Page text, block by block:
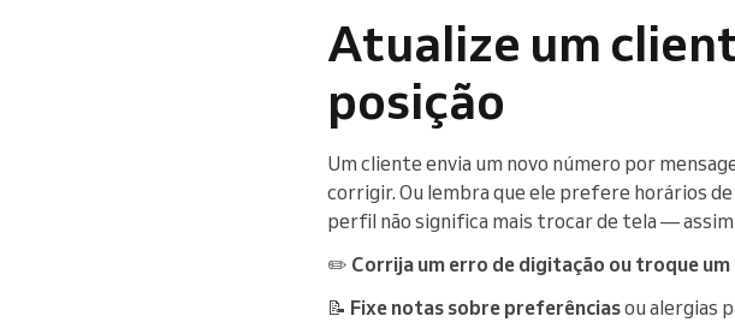
Atualize um
posição
Um cliente envia um novo número por
corrigir. Ou lembra que ele prefere horários
perfil não significa mais trocar de tela — assim
✏️ Corrija um erro de digitação ou troque um
📝 Fixe notas sobre preferênciasou alergias